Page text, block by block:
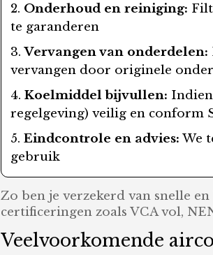
Onderhoud en reiniging:
te garanderen
Vervangen van onderdelen:
vervangen door originele
Koelmiddel bijvullen:
regelgeving) veilig en conform
Eindcontrole en advies: We
gebruik
Zo ben je verzekerd van snelle
certificeringen zoals VCA vol,
Veelvoorkomende